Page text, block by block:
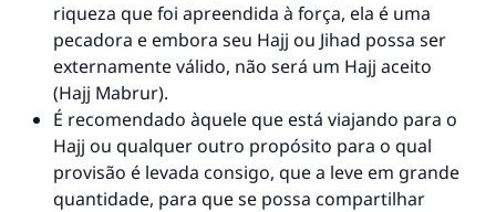
riqueza que foi apreendida à força, ela é uma
pecadora e embora seu Hajj ou Jihad possa ser
externamente válido, não será um Hajj aceito
(Hajj Mabrur).
É recomendado àquele que está viajando para o
Hajj ou qualquer outro propósito para o qual
provisão é levada consigo, que a leve em grande
quantidade, para que se possa compartilhar